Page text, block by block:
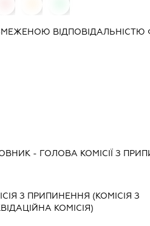
ВІДПОВІДАЛЬНІСТЮ
- ГОЛОВА КОМІСІЇ З
З ПРИПИНЕННЯ (КОМІСІЯ З
КОМІСІЯ)